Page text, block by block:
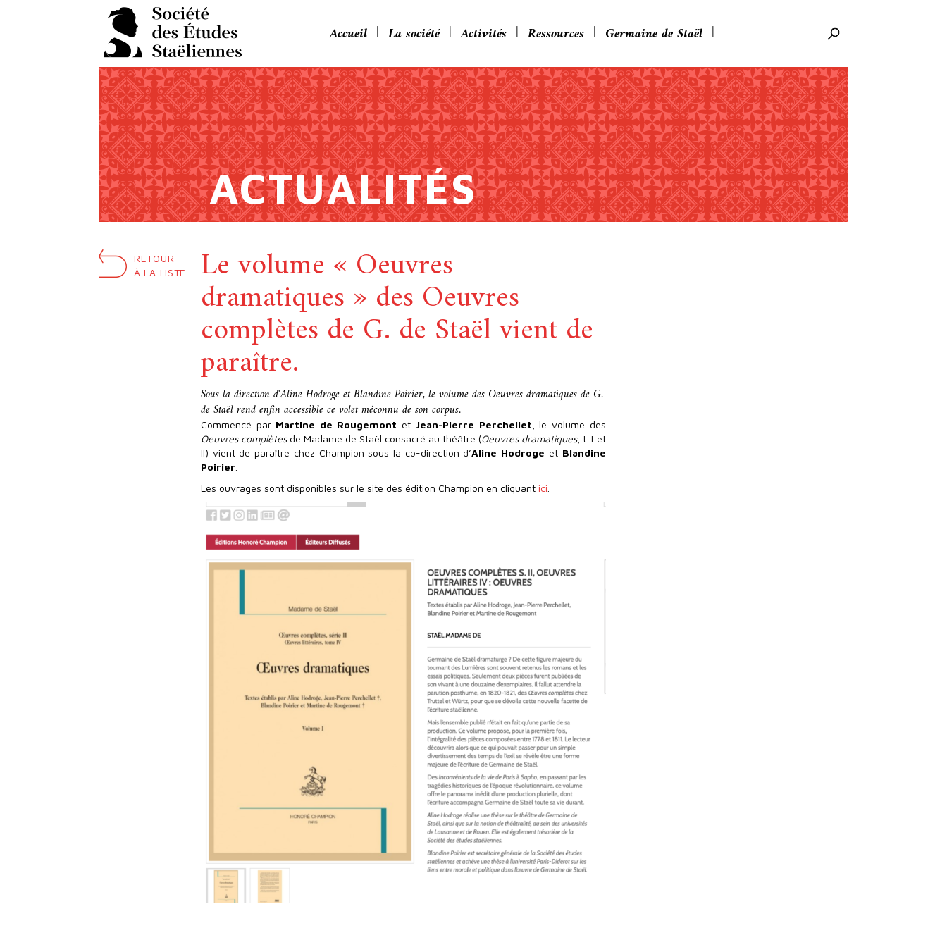
Accueil La société Activités Ressources Germaine de Staël Rechercher:
ACTUALITÉS
RETOUR
À LA LISTE
Le volume « Oeuvres
dramatiques » des Oeuvres
complètes de G. de Staël vient de
paraître.
Sous la direction d'Aline Hodroge et Blandine Poirier, le volume des Oeuvres dramatiques de G.
de Staël rend enfin accessible ce volet méconnu de son corpus.
Commencé par Martine de Rougemont et Jean-Pierre Perchellet , le volume des
Oeuvres complètesde Madame de Staël consacré au théâtre (Oeuvres dramatiques, t. I et
II) vient de paraître chez Champion sous la co-direction d’Aline Hodroge et Blandine
Poirier
Les ouvrages sont disponibles sur le site des édition Champion en cliquant ici
Panneau de gestion des cookies